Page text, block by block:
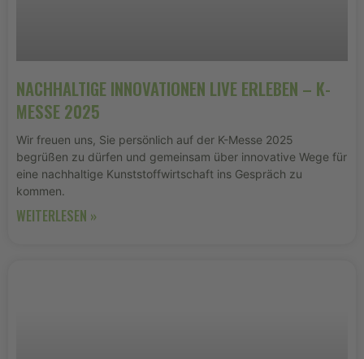
NACHHALTIGE INNOVATIONEN LIVE ERLEBEN – K-
MESSE 2025
Wir freuen uns, Sie persönlich auf der K-Messe 2025
begrüßen zu dürfen und gemeinsam über innovative Wege für
eine nachhaltige Kunststoffwirtschaft ins Gespräch zu
kommen.
WEITERLESEN »